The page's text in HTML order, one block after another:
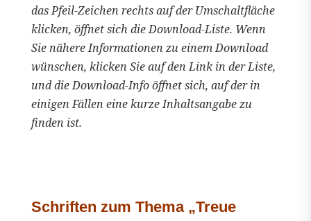
das Pfeil-Zeichen rechts auf der Umschaltfläche
klicken, öffnet sich die Download-Liste. Wenn
Sie nähere Informationen zu einem Download
wünschen, klicken Sie auf den Link in der Liste,
und die Download-Info öffnet sich, auf der in
einigen Fällen eine kurze Inhaltsangabe zu
finden ist.
Schriften zum Thema „Treue